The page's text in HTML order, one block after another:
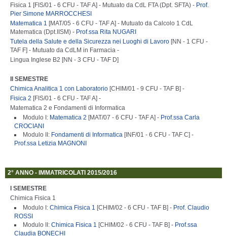
Fisica 1 [FIS/01 - 6 CFU - TAF A] - Mutuato da CdL FTA (Dpt. SFTA) - Prof.
Pier Simone MARROCCHESI
Matematica 1 [MAT/05 - 6 CFU - TAF A] - Mutuato da Calcolo 1 CdL
Matematica (Dpt.IISM) - Prof.ssa Rita NUGARI
Tutela della Salute e della Sicurezza nei Luoghi di Lavoro [NN - 1 CFU -
TAF F] - Mutuato da CdLM in Farmacia -
Lingua Inglese B2 [NN - 3 CFU - TAF D]
II SEMESTRE
Chimica Analitica 1 con Laboratorio [CHIM/01 - 9 CFU - TAF B] -
Fisica 2 [FIS/01 - 6 CFU - TAF A] -
Matematica 2 e Fondamenti di Informatica
Modulo I: Matematica 2 [MAT/07 - 6 CFU - TAF A] - Prof.ssa Carla
CROCIANI
Modulo II: Fondamenti di Informatica [INF/01 - 6 CFU - TAF C] -
Prof.ssa Letizia MAGNONI
2° ANNO - IMMATRICOLATI 2015/2016
I SEMESTRE
Chimica Fisica 1
Modulo I:Chimica Fisica 1 [CHIM/02 - 6 CFU - TAF B] - Prof. Claudio
ROSSI
Modulo II:Chimica Fisica 1 [CHIM/02 - 6 CFU - TAF B] - Prof.ssa
Claudia BONECHI